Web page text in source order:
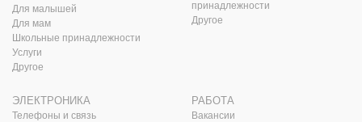
Для малышей
Для мам
Школьные принадлежности
Услуги
Другое
принадлежности
Другое
ЭЛЕКТРОНИКА
Телефоны и связь
РАБОТА
Вакансии